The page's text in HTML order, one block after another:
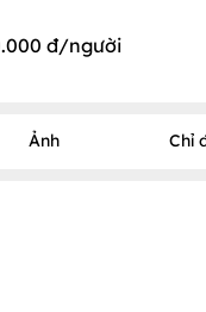
đ/người
Ảnh Chỉ